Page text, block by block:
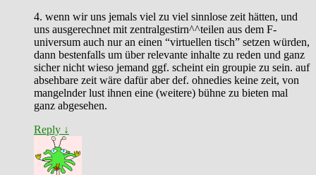
4. wenn wir uns jemals viel zu viel sinnlose zeit hätten, und
uns ausgerechnet mit zentralgestirn^^teilen aus dem F-
universum auch nur an einen “virtuellen tisch” setzen würden,
dann bestenfalls um über relevante inhalte zu reden und ganz
sicher nicht wieso jemand ggf. scheint ein groupie zu sein. auf
absehbare zeit wäre dafür aber def. ohnedies keine zeit, von
mangelnder lust ihnen eine (weitere) bühne zu bieten mal
ganz abgesehen.
Reply ↓